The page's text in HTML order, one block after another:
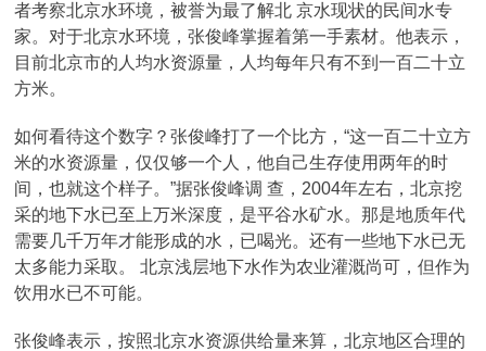
者考察北京水环境，被誉为最了解北 京水现状的民间水专
家。对于北京水环境，张俊峰掌握着第一手素材。他表示，
目前北京市的人均水资源量，人均每年只有不到一百二十立
方米。
如何看待这个数字？张俊峰打了一个比方，“这一百二十立方
米的水资源量，仅仅够一个人，他自己生存使用两年的时
间，也就这个样子。”据张俊峰调 查，2004年左右，北京挖
采的地下水已至上万米深度，是平谷水矿水。那是地质年代
需要几千万年才能形成的水，已喝光。还有一些地下水已无
太多能力采取。 北京浅层地下水作为农业灌溉尚可，但作为
饮用水已不可能。
张俊峰表示，按照北京水资源供给量来算，北京地区合理的